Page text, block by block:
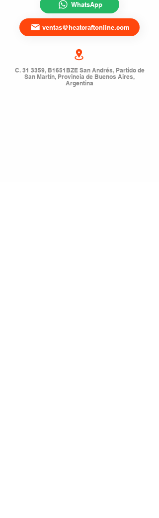
WhatsApp
ventas@heatcraftonline.com
C. 31 3359, B1651BZE San Andrés, Partido de
San Martín, Provincia de Buenos Aires,
Argentina